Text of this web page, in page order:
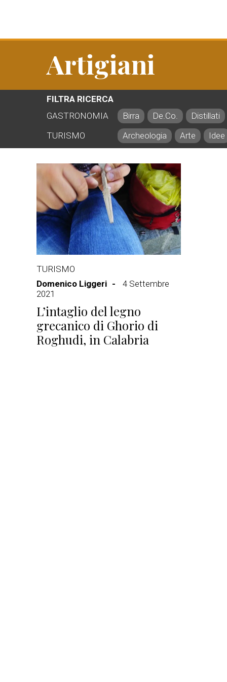
Artigiani
FILTRA RICERCA
GASTRONOMIA
Birra De.Co.
Distillati
TURISMO
Archeologia Arte Idee
TURISMO
Domenico Liggeri
4 Settembre
2021
L’intaglio del legno
grecanico di Ghorio di
Roghudi, in Calabria